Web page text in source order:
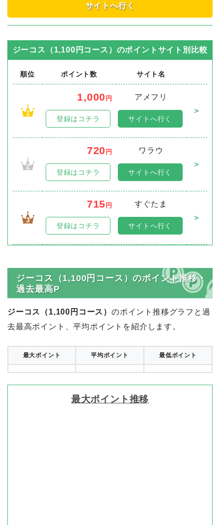
サイトへ行く
ジーコス（1,100円コース） のポイントサイト別比較
順位 ポイント数 サイト名
1
1,000 円
アメフリ
＞
登録はコチラ サイトへ行く
2
720 円
ワラウ
＞
登録はコチラ サイトへ行く
3
715 円
すぐたま
＞
登録はコチラ サイトへ行く
ジーコス（1,100円コース）のポイント推移・
過去最高P
ジーコス（1,100円コース） のポイント推移グラフと過
去最高ポイント、平均ポイントを紹介します。
最大ポイント 平均ポイント 最低ポイント
最大ポイント推移